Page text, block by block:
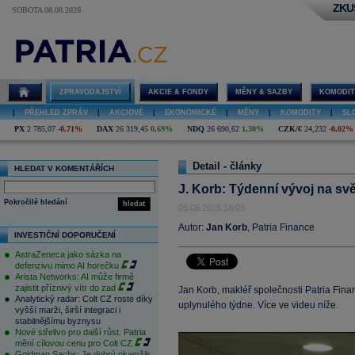
SOBOTA 08.08.2026
ZPRAVODAJSTVÍ AKCIE & FONDY MĚNY & SAZBY
PŘEHLED ZPRÁV AKCIOVÉ EKONOMICKÉ MĚNY KOMODITY
PX 2 785,07 -0,71% DAX 26 319,45 0,69% NDQ 26 690,62 1,30% CZK/€ 24,232 -0,02%
HLEDAT V KOMENTÁŘÍCH
hledat
Pokročilé hledání
INVESTIČNÍ DOPORUČENÍ
AstraZeneca jako sázka na
defenzivu mimo AI horečku
Arista Networks: AI může firmě
zajistit příznivý vítr do zad
Analytický radar: Colt CZ roste díky
vyšší marži, širší integraci i
stabilnějšímu byznysu
Nové střelivo pro další růst. Patria
mění cílovou cenu pro Colt CZ
Detail - články
J. Korb: Týdenní vývoj na
05.06.2015 16:05
Autor: Jan Korb, Patria Finance
Jan Korb, makléř společnosti Patria
uplynulého týdne. Více ve videu níže.